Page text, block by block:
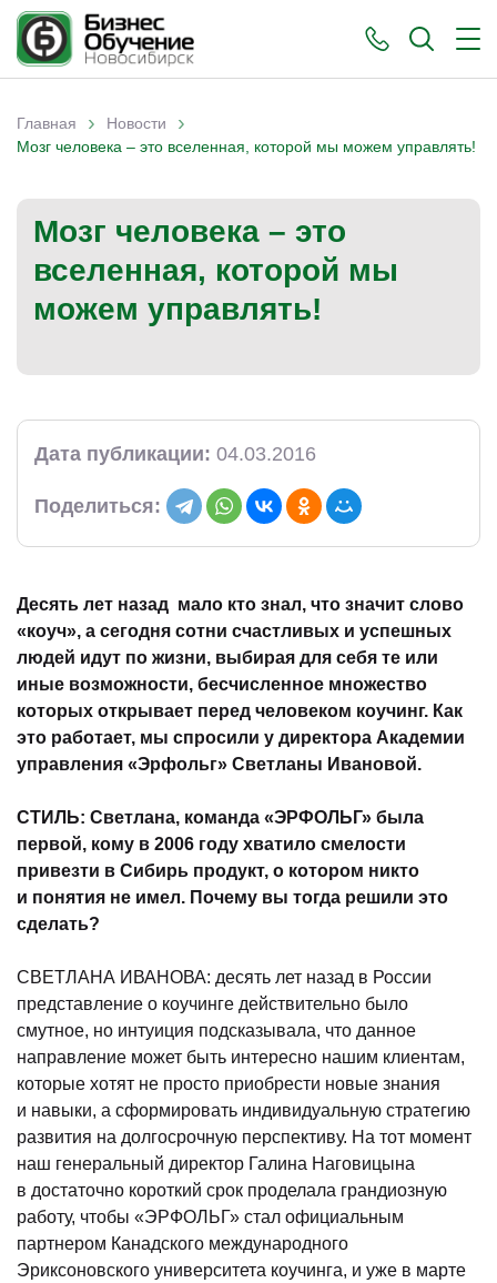
Вы здесь
Главная › Новости ›
Мозг человека – это вселенная, которой мы можем управлять!
Мозг человека – это
вселенная, которой мы
можем управлять!
Дата публикации: 04.03.2016
Поделиться:
Десять лет назад мало кто знал, что значит слово
«коуч», а сегодня сотни счастливых и успешных
людей идут по жизни, выбирая для себя те или
иные возможности, бесчисленное множество
которых открывает перед человеком коучинг. Как
это работает, мы спросили у директора Академии
управления «Эрфольг» Светланы Ивановой.
СТИЛЬ: Светлана, команда «ЭРФОЛЬГ» была
первой, кому в 2006 году хватило смелости
привезти в Сибирь продукт, о котором никто
и понятия не имел. Почему вы тогда решили это
сделать?
СВЕТЛАНА ИВАНОВА: десять лет назад в России
представление о коучинге действительно было
смутное, но интуиция подсказывала, что данное
направление может быть интересно нашим клиентам,
которые хотят не просто приобрести новые знания
и навыки, а сформировать индивидуальную стратегию
развития на долгосрочную перспективу. На тот момент
наш генеральный директор Галина Наговицына
в достаточно короткий срок проделала грандиозную
работу, чтобы «ЭРФОЛЬГ» стал официальным
партнером Канадского международного
Эриксоновского университета коучинга, и уже в марте